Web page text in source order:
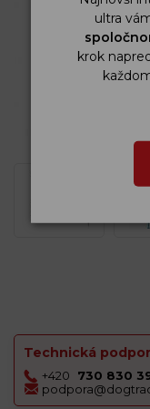
ultra
krok
Technická
+420
730 830